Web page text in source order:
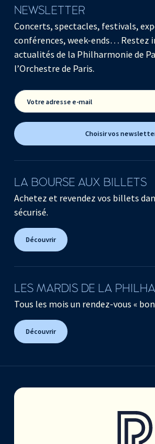
NEWSLETTER
Concerts, spectacles, festivals,
conférences, week-ends… Restez
actualités de la Philharmonie de
l’Orchestre de Paris.
Votre adresse e-mail
Choisir vos
LA BOURSE AUX BILLETS
Achetez et revendez vos billets
sécurisé.
Découvrir
LES MARDIS DE LA
Tous les mois un rendez-vous «
Découvrir